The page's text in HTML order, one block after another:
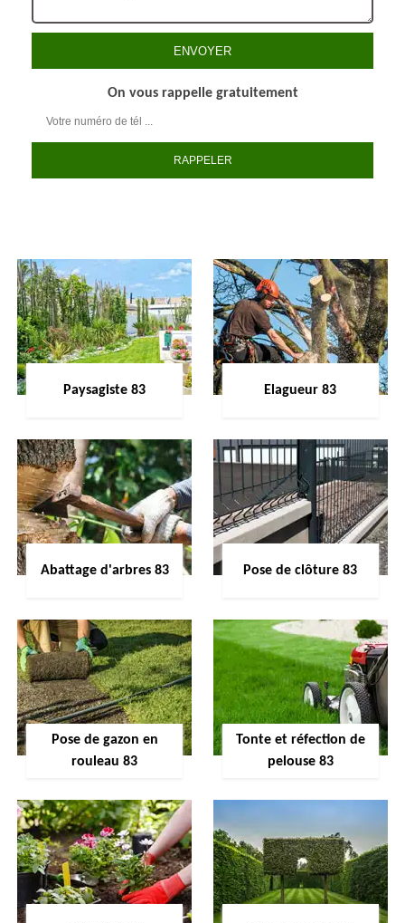
On vous rappelle gratuitement
Paysagiste 83 Elagueur 83
Abattage d'arbres 83 Pose de clôture 83
Pose de gazon en
rouleau 83
Tonte et réfection de
pelouse 83